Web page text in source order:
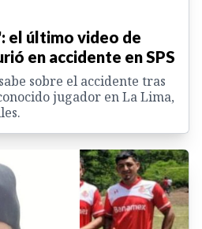
el último video de
en accidente en SPS
sobre el accidente tras
jugador en La Lima,